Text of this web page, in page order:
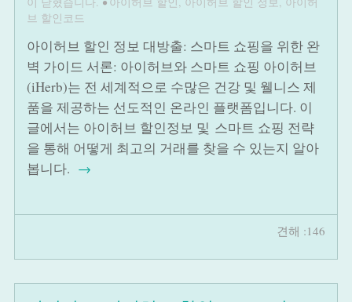
브 할인코드
아이허브 할인 정보 대방출: 스마트 쇼핑을 위한 완
벽 가이드 서론: 아이허브와 스마트 쇼핑 아이허브
(iHerb)는 전 세계적으로 수많은 건강 및 웰니스 제
품을 제공하는 선도적인 온라인 플랫폼입니다. 이
글에서는 아이허브 할인정보 및 스마트 쇼핑 전략
을 통해 어떻게 최고의 거래를 찾을 수 있는지 알아
봅니다. →
견해 :146